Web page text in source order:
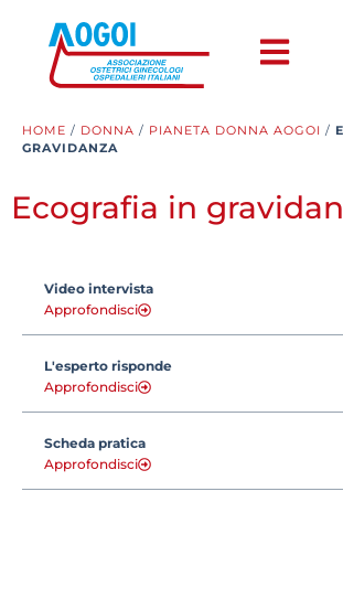
HOME / DONNA / PIANETA DONNA AOGOI /
GRAVIDANZA
Ecografia in
Video intervista
Approfondisci
L'esperto risponde
Approfondisci
Scheda pratica
Approfondisci